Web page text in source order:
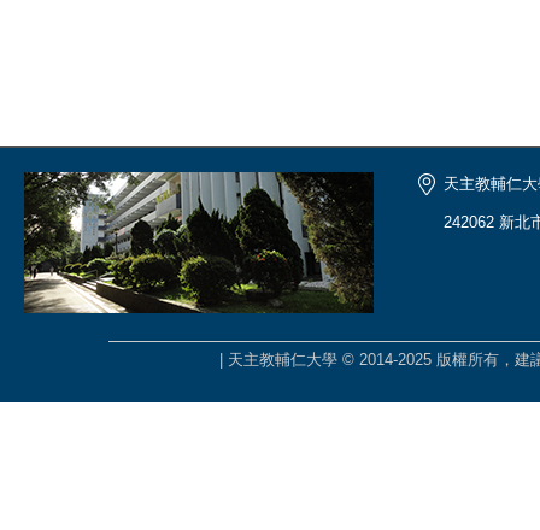
天主教輔仁
242062 新北
| 天主教輔仁大學 © 2014-2025 版權所有，